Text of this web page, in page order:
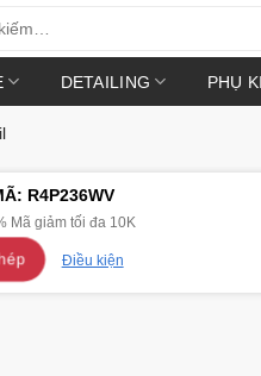
DETAILING PHỤ
R4P236WV
Mã giảm tối đa 10K
Điều kiện